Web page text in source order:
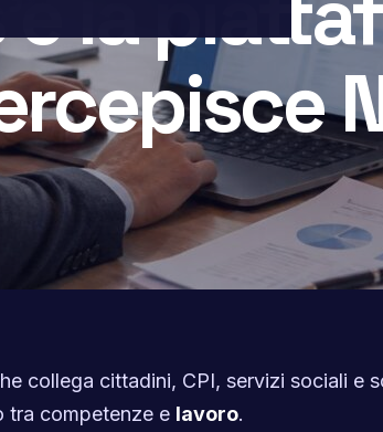
collega cittadini, CPI, servizi sociali e
tra competenze e lavoro.